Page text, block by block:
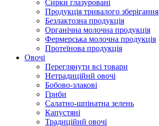
Сирки глазуровані
Продукція тривалого зберігання
Безлактозна продукція
Органічна молочна продукція
Фермерська молочна продукція
Протеїнова продукція
Овочі
Переглянути всі товари
Нетрадиційнй овочі
Бобово-злакові
Гриби
Салатно-шпінатна зелень
Капустяні
Традиційнй овочі